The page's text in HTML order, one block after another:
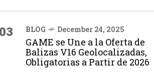
03 BLOG December 24, 2025
GAME se Une a la Oferta de
Balizas V16 Geolocalizadas,
Obligatorias a Partir de 2026